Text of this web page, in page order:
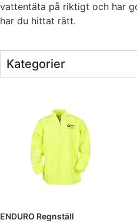
vattentäta på riktigt och har
har du hittat rätt.
Kategorier
ENDURO Regnställ